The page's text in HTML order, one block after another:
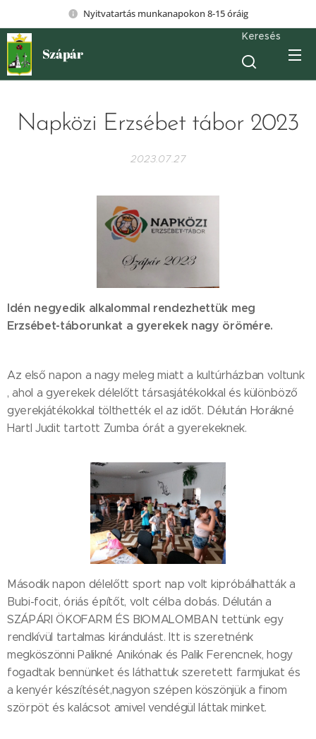
Nyitvatartás munkanapokon 8-15 óráig
Szápár
Keresés
Napközi Erzsébet tábor 2023
2023.07.27
Idén negyedik alkalommal rendezhettük meg
Erzsébet-táborunkat a gyerekek nagy örömére.
Az első napon a nagy meleg miatt a kultúrházban voltunk
, ahol a gyerekek délelőtt társasjátékokkal és különböző
gyerekjátékokkal tölthették el az időt. Délután Horákné
Hartl Judit tartott Zumba órát a gyerekeknek.
Második napon délelőtt sport nap volt kipróbálhatták a
Bubi-focit, óriás építőt, volt célba dobás. Délután a
SZÁPÁRI ÖKOFARM ÉS BIOMALOMBAN tettünk egy
rendkívül tartalmas kirándulást. Itt is szeretnénk
megköszönni Palikné Anikónak és Palik Ferencnek, hogy
fogadtak bennünket és láthattuk szeretett farmjukat és
a kenyér készítését,nagyon szépen köszönjük a finom
szörpöt és kalácsot amivel vendégül láttak minket.